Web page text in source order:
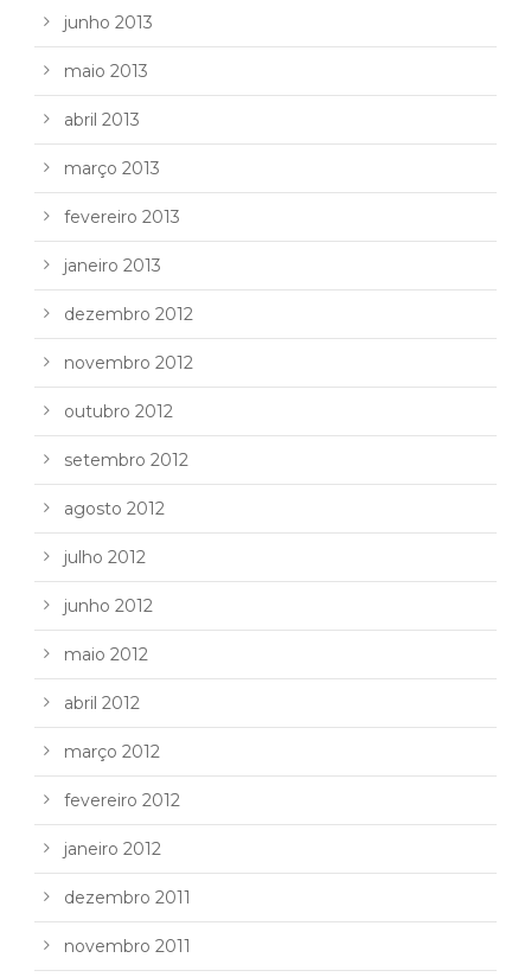
junho 2013
maio 2013
abril 2013
março 2013
fevereiro 2013
janeiro 2013
dezembro 2012
novembro 2012
outubro 2012
setembro 2012
agosto 2012
julho 2012
junho 2012
maio 2012
abril 2012
março 2012
fevereiro 2012
janeiro 2012
dezembro 2011
novembro 2011